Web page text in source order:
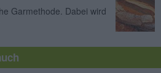
Garmethode. Dabei wird